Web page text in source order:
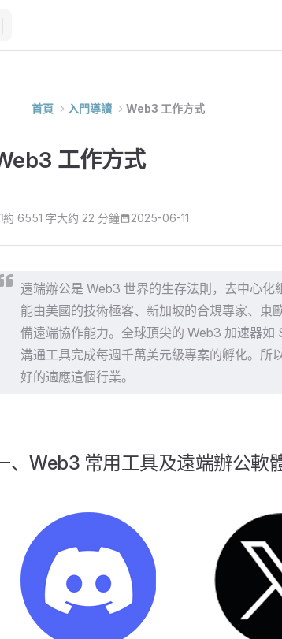
首頁 入門導讀 Web3 工作方式
工作方式
約 6551 字大约 22 分鐘 2025-06-11
遠端辦公是 Web3 世界的生存法則，去中心
能由美國的技術極客、新加坡的合規專家、東
備遠端協作能力。全球頂尖的 Web3 加速器
溝通工具完成每週千萬美元級專案的孵化。所
好的適應這個行業。
、Web3 常用工具及遠端辦公軟